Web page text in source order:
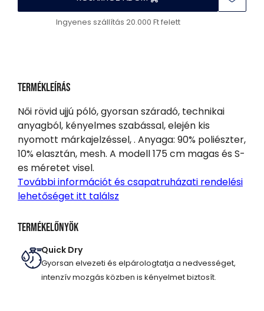
Ingyenes szállítás 20.000 Ft felett
Termékleírás
Női rövid ujjú póló, gyorsan száradó, technikai
anyagból, kényelmes szabással, elején kis
nyomott márkajelzéssel, . Anyaga: 90% poliészter,
10% elasztán, mesh. A modell 175 cm magas és S-
es méretet visel.
További információt és csapatruházati rendelési
lehetőséget itt találsz
Termékelőnyök
Quick Dry
Gyorsan elvezeti és elpárologtatja a nedvességet,
intenzív mozgás közben is kényelmet biztosít.